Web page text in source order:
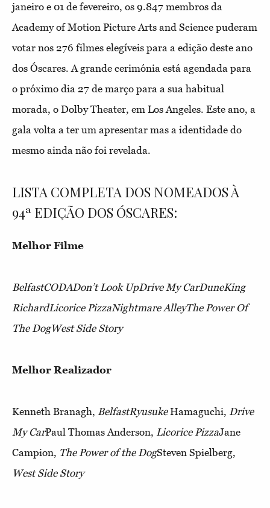
janeiro e 01 de fevereiro, os 9.847 membros da
Academy of Motion Picture Arts and Science puderam
votar nos 276 filmes elegíveis para a edição deste ano
dos Óscares. A grande cerimónia está agendada para
o próximo dia 27 de março para a sua habitual
morada, o Dolby Theater, em Los Angeles. Este ano, a
gala volta a ter um apresentar mas a identidade do
mesmo ainda não foi revelada.
LISTA COMPLETA DOS NOMEADOS À
94ª EDIÇÃO DOS ÓSCARES:
Melhor Filme
BelfastCODADon’t Look UpDrive My CarDuneKing
RichardLicorice PizzaNightmare AlleyThe Power Of
The DogWest Side Story
Melhor Realizador
Kenneth Branagh, BelfastRyusukeHamaguchi, Drive
My CarPaul Thomas Anderson, Licorice PizzaJane
Campion, The Power of the DogSteven Spielberg,
West Side Story